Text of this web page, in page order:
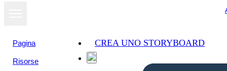
Pagina
Risorse
CREA UNO STORYBOARD